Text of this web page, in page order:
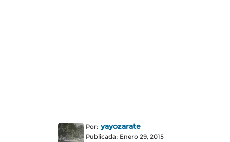
Por: yayozarate
Publicada: Enero 29, 2015